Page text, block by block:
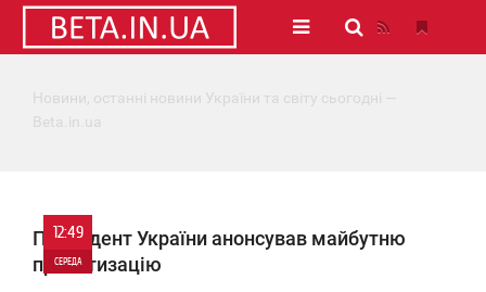
Новини, останні новини України та світу сьогодні —
Beta.in.ua
12:49
СЕРЕДА
Президент України анонсував майбутню
приватизацію